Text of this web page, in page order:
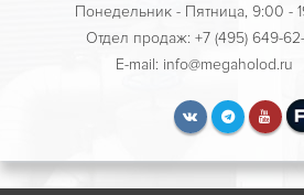
Понедельник - Пятница, 9:00 -
Отдел продаж: +7 (495) 649-
E-mail: info@megaholod.ru